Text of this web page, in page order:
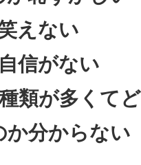
えない
信がない
類が多くてど
か分からない